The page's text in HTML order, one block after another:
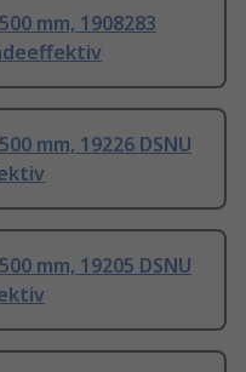
mm, 1908283
mm, 19226 DSNU
mm, 19205 DSNU